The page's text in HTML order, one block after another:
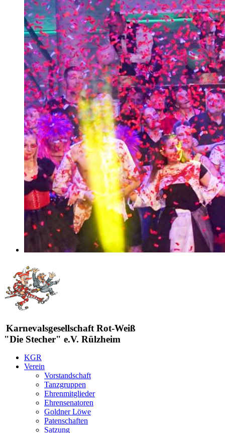
Karnevalsgesellschaft Rot-Weiß
"Die Stecher" e.V. Rülzheim
KGR
Verein
Vorstandschaft
Tanzgruppen
Ehrenmitglieder
Ehrensenatoren
Goldner Löwe
Patenschaften
Satzung